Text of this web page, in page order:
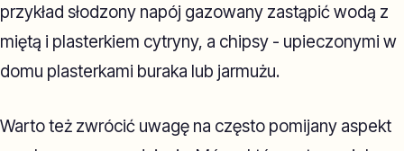
przykład słodzony napój gazowany zastąpić wodą z
miętą i plasterkiem cytryny, a chipsy - upieczonymi w
domu plasterkami buraka lub jarmużu.
Warto też zwrócić uwagę na często pomijany aspekt